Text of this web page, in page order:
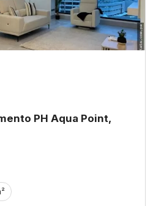
PH Aqua Point,